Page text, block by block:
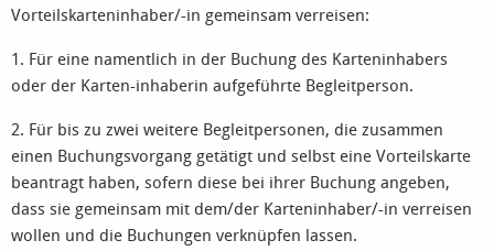
Vorteilskarteninhaber/-in gemeinsam verreisen:
1. Für eine namentlich in der Buchung des Karteninhabers
oder der Karten-inhaberin aufgeführte Begleitperson.
2. Für bis zu zwei weitere Begleitpersonen, die zusammen
einen Buchungsvorgang getätigt und selbst eine Vorteilskarte
beantragt haben, sofern diese bei ihrer Buchung angeben,
dass sie gemeinsam mit dem/der Karteninhaber/-in verreisen
wollen und die Buchungen verknüpfen lassen.